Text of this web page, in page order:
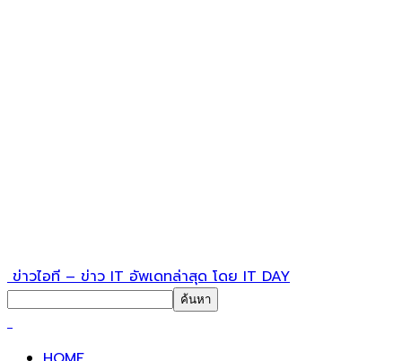
ข่าวไอที – ข่าว IT อัพเดทล่าสุด โดย IT DAY